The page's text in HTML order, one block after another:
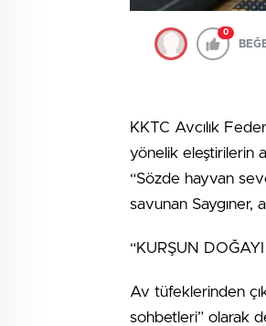
0
KKTC Avcılık
yönelik eleştirilerin
“Sözde hayvan
savunan Saygıner,
“KURŞUN
Av tüfeklerinden
sohbetleri” olarak